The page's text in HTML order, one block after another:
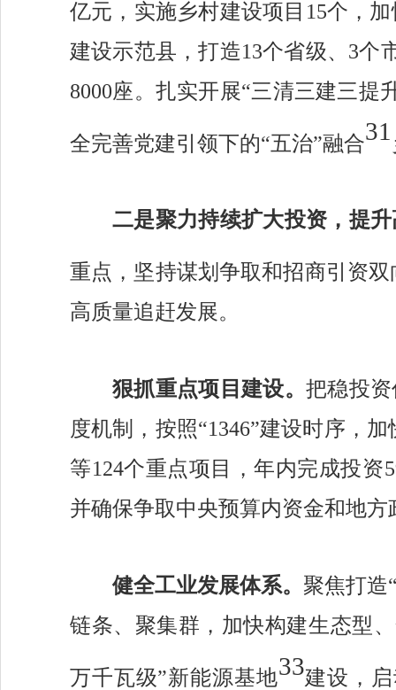
亿元， 实施乡村建设项目 15个，
建设示范县，打造13个省级、3个
8000座。扎实开展“三清三建三提
全完善党建引领下的“五治”融合31
二是聚力持续扩大投资，提
重点， 坚持谋划争取和招商引资
高质量追赶发展。
狠抓重点项目建设。 把稳投
度机制， 按照“1346”建设时序，
等124个重点项目，年内完成投资
并确保争取中央预算内资金和地
健全工业发展体系。 聚焦打造
链条、聚集群， 加快构建生态型
万千瓦级”新能源基地33建设，